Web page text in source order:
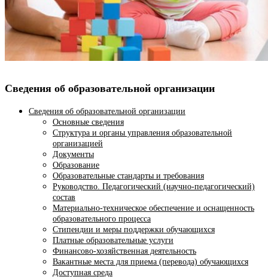
Сведения об образовательной организации
Сведения об образовательной организации
Основные сведения
Структура и органы управления образовательной
организацией
Документы
Образование
Образовательные стандарты и требования
Руководство. Педагогический (научно-педагогический)
состав
Материально-техническое обеспечение и оснащенность
образовательного процесса
Стипендии и меры поддержки обучающихся
Платные образовательные услуги
Финансово-хозяйственная деятельность
Вакантные места для приема (перевода) обучающихся
Доступная среда